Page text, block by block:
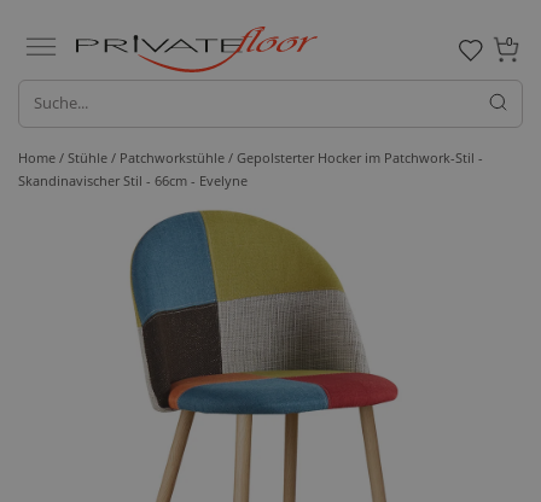
0
Home / Stühle / Patchworkstühle / Gepolsterter Hocker im Patchwork-Stil -
Skandinavischer Stil - 66cm - Evelyne